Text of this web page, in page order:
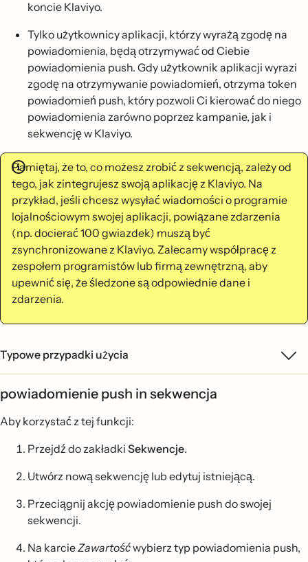
koncie Klaviyo.
Tylko użytkownicy aplikacji, którzy wyrażą zgodę na
powiadomienia, będą otrzymywać od Ciebie
powiadomienia push. Gdy użytkownik aplikacji wyrazi
zgodę na otrzymywanie powiadomień, otrzyma token
powiadomień push, który pozwoli Ci kierować do niego
powiadomienia zarówno poprzez kampanie, jak i
sekwencję w Klaviyo.
Pamiętaj, że to, co możesz zrobić z sekwencją, zależy od
tego, jak zintegrujesz swoją aplikację z Klaviyo. Na
przykład, jeśli chcesz wysyłać wiadomości o programie
lojalnościowym swojej aplikacji, powiązane zdarzenia
(np. docierać 100 gwiazdek) muszą być
zsynchronizowane z Klaviyo. Zalecamy współpracę z
zespołem programistów lub firmą zewnętrzną, aby
upewnić się, że śledzone są odpowiednie dane i
zdarzenia.
Typowe przypadki użycia
powiadomienie push in sekwencja
Aby korzystać z tej funkcji:
Przejdź do zakładki Sekwencje.
Utwórz nową sekwencję lub edytuj istniejącą.
Przeciągnij akcję powiadomienie push do swojej
sekwencji.
Na karcieZawartośćwybierz typ powiadomienia push,